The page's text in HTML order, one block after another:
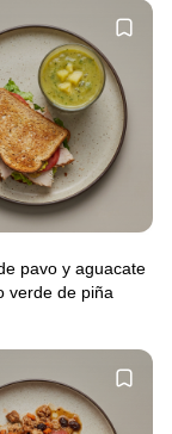
pavo y aguacate
verde de piña